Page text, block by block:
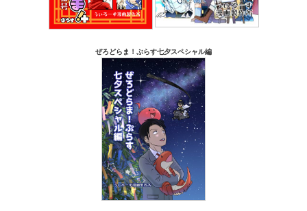
ぜろどらま！ぷらす七夕スペシャル編